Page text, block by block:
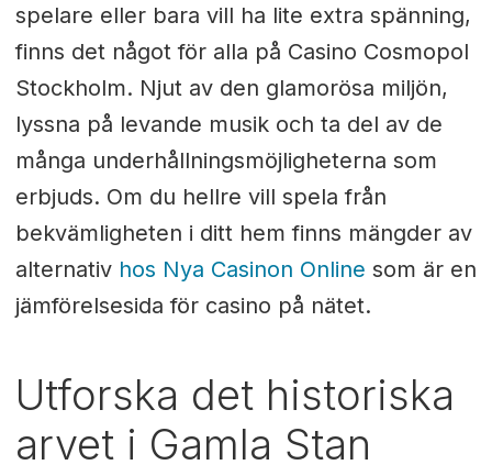
spelare eller bara vill ha lite extra spänning,
finns det något för alla på Casino Cosmopol
Stockholm. Njut av den glamorösa miljön,
lyssna på levande musik och ta del av de
många underhållningsmöjligheterna som
erbjuds. Om du hellre vill spela från
bekvämligheten i ditt hem finns mängder av
alternativ hos Nya Casinon Online som är en
jämförelsesida för casino på nätet.
Utforska det historiska
arvet i Gamla Stan